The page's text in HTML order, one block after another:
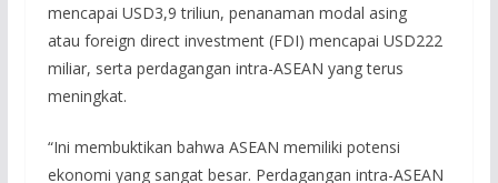
mencapai USD3,9 triliun, penanaman modal asing
atau foreign direct investment (FDI) mencapai USD222
miliar, serta perdagangan intra-ASEAN yang terus
meningkat.
“Ini membuktikan bahwa ASEAN memiliki potensi
ekonomi yang sangat besar. Perdagangan intra-ASEAN